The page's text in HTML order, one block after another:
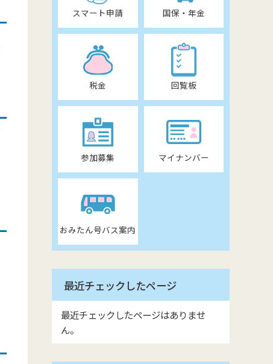
スマート申請 国保・年金
税金 回覧板
参加募集 マイナンバー
おみたん号バス案内
最近チェックしたページ
最近チェックしたページはありませ
ん。